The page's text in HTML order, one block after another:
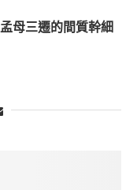
母三遷的間質幹細